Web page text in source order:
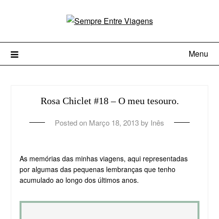
Menu
Rosa Chiclet #18 – O meu tesouro.
Posted on Março 18, 2013 by Inês
As memórias das minhas viagens, aqui representadas
por algumas das pequenas lembranças que tenho
acumulado ao longo dos últimos anos.